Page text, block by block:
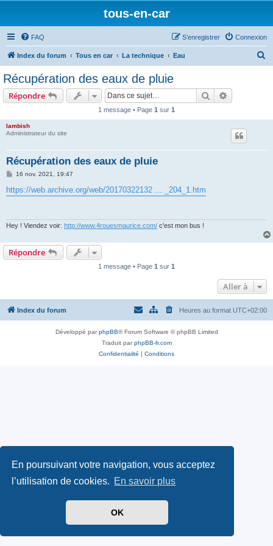
En poursuivant votre navigation, vous acceptez
l’utilisation de cookies. En savoir plus
OK
tous-en-car
FAQ Connexion
S’enregistrer
Index du forum Tous en car La technique Eau
Récupération des eaux de pluie
Répondre Rechercher
1 message • Page 1 sur 1
lambish
Administrateur du site
Récupération des eaux de pluie
M
s
s
16 nov. 2021, 19:47
https://web.archive.org/web/20170322132 ... _204_1.htm
Hey ! Viendez voir: http://www.4rouesmaurice.com/ c'est mon bus !
Répondre
1 message • Page 1 sur 1
Aller à
Index du forum Heures au format UTC+02:00
Développé parphpBB® Forum Software © phpBB Limited
Traduit parphpBB-fr.com
Confidentialité | Conditions